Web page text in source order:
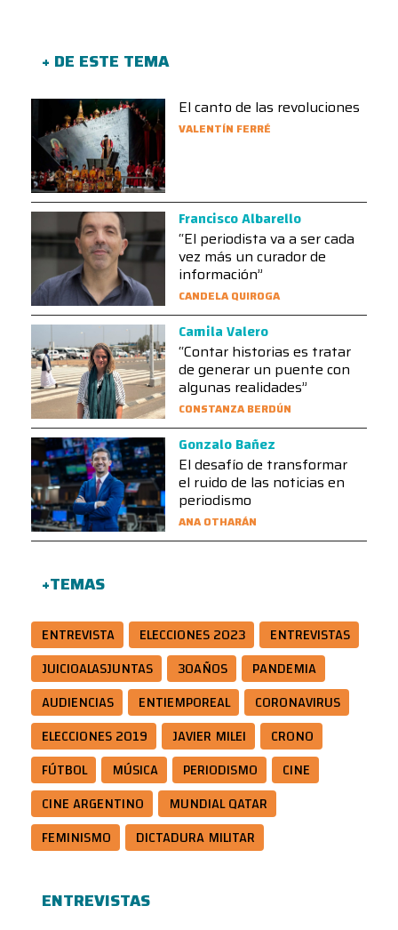
+ DE ESTE TEMA
El canto de las revoluciones
VALENTÍN FERRÉ
Francisco Albarello
“El periodista va a ser cada
vez más un curador de
información”
CANDELA QUIROGA
Camila Valero
“Contar historias es tratar
de generar un puente con
algunas realidades”
CONSTANZA BERDÚN
Gonzalo Bañez
El desafío de transformar
el ruido de las noticias en
periodismo
ANA OTHARÁN
+TEMAS
ENTREVISTA ELECCIONES 2023
ENTREVISTAS
JUICIOALASJUNTAS
30AÑOS
PANDEMIA
AUDIENCIAS
ENTIEMPOREAL
CORONAVIRUS
ELECCIONES 2019
JAVIER MILEI
CRONO
FÚTBOL
MÚSICA PERIODISMO
CINE
CINE ARGENTINO
MUNDIAL QATAR
FEMINISMO
DICTADURA MILITAR
ENTREVISTAS